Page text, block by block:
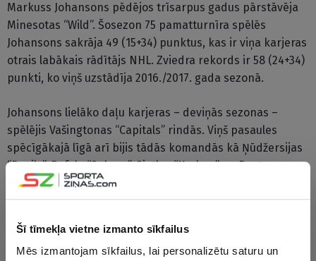
Šī tīmekļa vietne izmanto sīkfailus
Mēs izmantojam sīkfailus, lai personalizētu saturu un
Markuss Johansons pēdējos trīsarpus gadus pārstāvēja
Minesotas “Wild”. Šosezon 75 pamatturnīra spēlēs
Johansons sakrāja 49 (15+34) punktus, kas ir viņa karjeras
otrais labākais rādītājs NHL. Zviedra rekords ir 58 (24+34)
punkti, ko viņš uzstādīja 2016./2017. gada sezonā.
Johansons lielāko daļu karjeras – deviņās sezonas –
spēlējis Vašingtonas “Capitals” rindās. Viņš pasaules
spēcīgākajā līgā arī bijis tādās komandās kā Ņūdžersijas
“Devils”, Bufalo “Sabres”, Sietlas “Kraken” un Bostonas
“Bruins”. Tieši ar “Bruins” Johansons bija vistuvāk Stenlija
kausam, 2019. gada finālsērijā piedzīvojot neveiksmi.
Kopumā Johansons NHL aizvadījis 1058 pamatturnīra
spēles, kurās izcēlies ar 566 (200+366) punktiem, bet 125